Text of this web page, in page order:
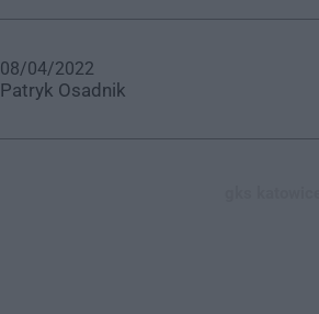
08/04/2022
Patryk Osadnik